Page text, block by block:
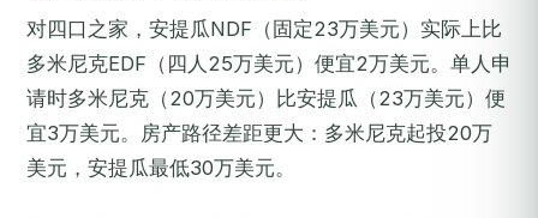
对四口之家，安提瓜NDF（固定23万美元）实际上比
多米尼克EDF（四人25万美元）便宜2万美元。单人申
请时多米尼克（20万美元）比安提瓜（23万美元）便
宜3万美元。房产路径差距更大：多米尼克起投20万
美元，安提瓜最低30万美元。